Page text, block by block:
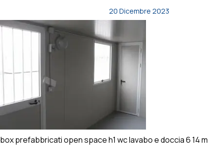
20 Dicembre 2023
box prefabbricati open space h1 wc lavabo e doccia 6 14 m